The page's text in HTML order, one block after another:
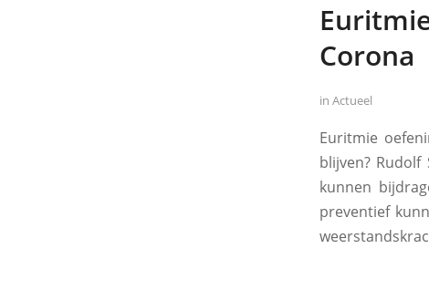
Corona
in Actueel
Euritmie
blijven?
kunnen
preventief